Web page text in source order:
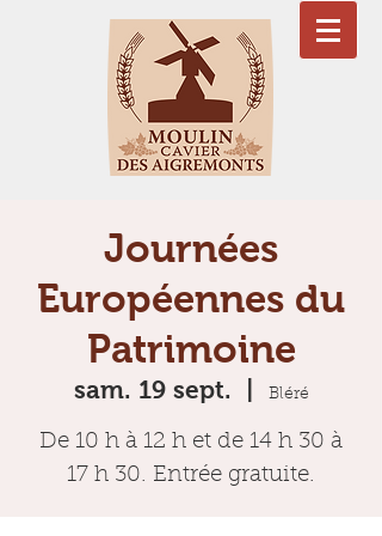
Journées
Européennes du
Patrimoine
sam. 19 sept. Bléré
De 10 h à 12 h et de 14 h 30 à
17 h 30. Entrée gratuite.